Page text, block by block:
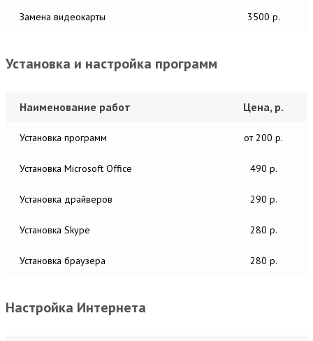
Замена видеокарты 3500 р.
Установка и настройка программ
Наименование работ Цена, р.
Установка программ от 200 р.
Установка Microsoft Office 490 р.
Установка драйверов 290 р.
Установка Skype 280 р.
Установка браузера 280 р.
Настройка Интернета